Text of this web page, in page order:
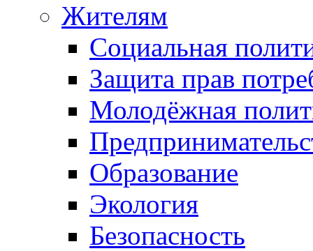
Жителям
Социальная
Защита прав
Молодёжная
Образование
Экология
Безопасность